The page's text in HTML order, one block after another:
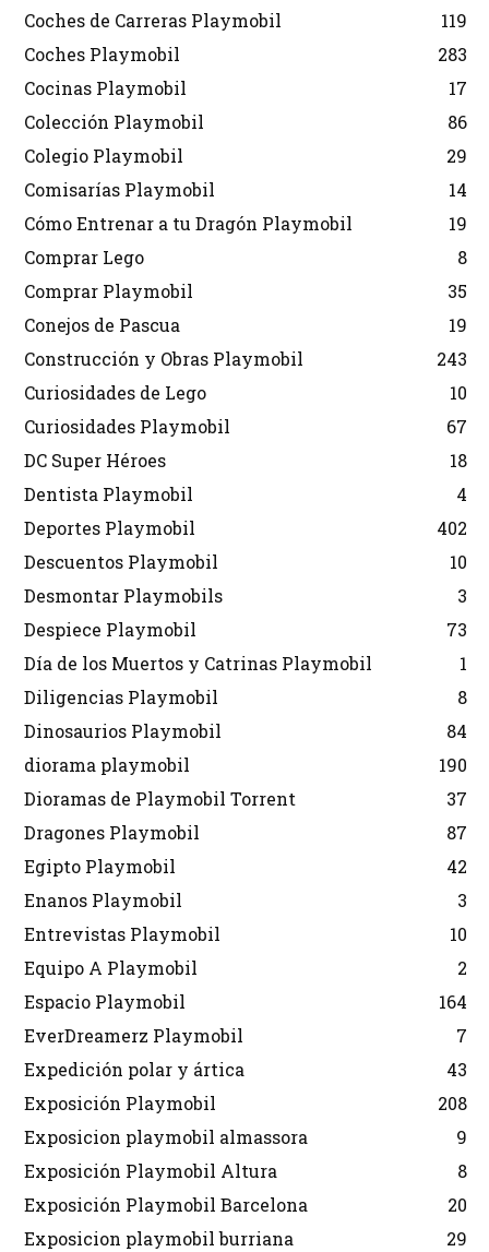
Coches de Carreras Playmobil
119
Coches Playmobil
283
Cocinas Playmobil
17
Colección Playmobil
86
Colegio Playmobil
29
Comisarías Playmobil
14
Cómo Entrenar a tu Dragón Playmobil
19
Comprar Lego
8
Comprar Playmobil
35
Conejos de Pascua
19
Construcción y Obras Playmobil
243
Curiosidades de Lego
10
Curiosidades Playmobil
67
DC Super Héroes
18
Dentista Playmobil
4
Deportes Playmobil
402
Descuentos Playmobil
10
Desmontar Playmobils
3
Despiece Playmobil
73
Día de los Muertos y Catrinas Playmobil
1
Diligencias Playmobil
8
Dinosaurios Playmobil
84
diorama playmobil
190
Dioramas de Playmobil Torrent
37
Dragones Playmobil
87
Egipto Playmobil
42
Enanos Playmobil
3
Entrevistas Playmobil
10
Equipo A Playmobil
2
Espacio Playmobil
164
EverDreamerz Playmobil
7
Expedición polar y ártica
43
Exposición Playmobil
208
Exposicion playmobil almassora
9
Exposición Playmobil Altura
8
Exposición Playmobil Barcelona
20
Exposicion playmobil burriana
29